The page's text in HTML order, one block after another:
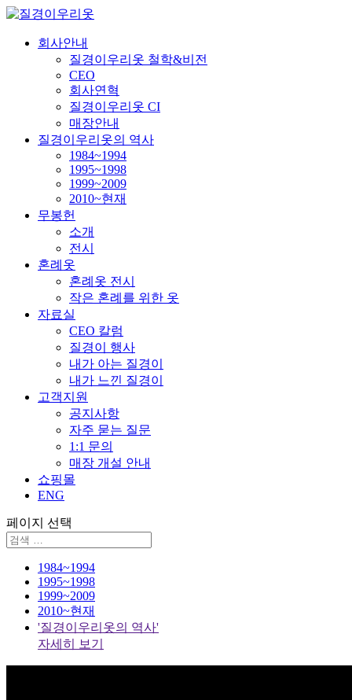
회사안내
질경이우리옷 철학&비전
CEO
회사연혁
질경이우리옷 CI
매장안내
질경이우리옷의 역사
1984~1994
1995~1998
1999~2009
2010~현재
무봉헌
소개
전시
혼례옷
혼례옷 전시
작은 혼례를 위한 옷
자료실
CEO 칼럼
질경이 행사
내가 아는 질경이
내가 느낀 질경이
고객지원
공지사항
자주 묻는 질문
1:1 문의
매장 개설 안내
쇼핑몰
ENG
페이지 선택
1984~1994
1995~1998
1999~2009
2010~현재
'질경이우리옷의 역사'
자세히 보기